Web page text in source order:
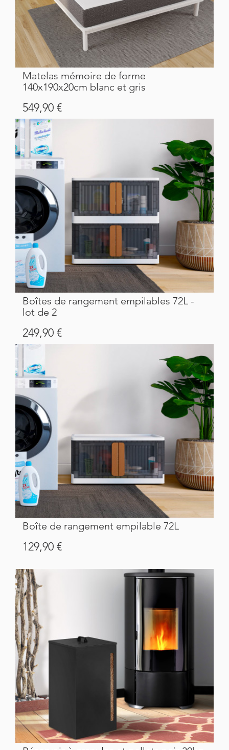
Matelas mémoire de forme
140x190x20cm blanc et gris
Prix
549,90 €
Boîtes de rangement empilables 72L -
lot de 2
Prix
249,90 €
Boîte de rangement empilable 72L
Prix
129,90 €